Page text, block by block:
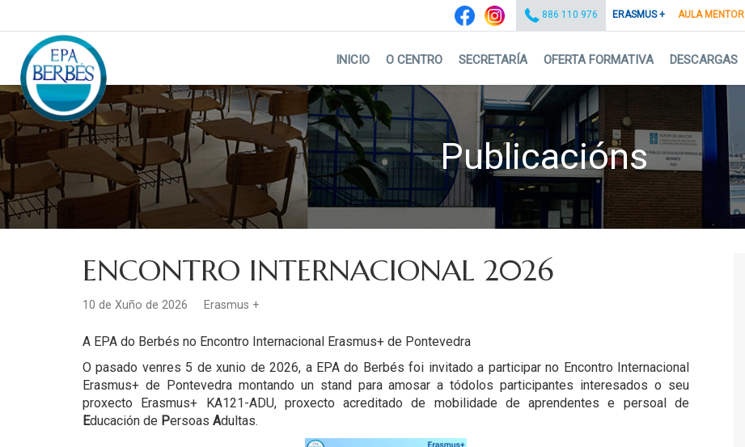
content
AULA MENTOR
ERASMUS +
886 110 976
INICIO O CENTRO SECRETARÍA OFERTA FORMATIVA DESCARGAS
Publicacións
ENCONTRO INTERNACIONAL 2026
10 de Xuño de 2026 Erasmus +
A EPA do Berbés no Encontro Internacional Erasmus+ de Pontevedra
O pasado venres 5 de xunio de 2026, a EPA do Berbés foi invitado a participar no Encontro Internacional
Erasmus+ de Pontevedra montando un stand para amosar a tódolos participantes interesados o seu
proxecto Erasmus+ KA121-ADU, proxecto acreditado de mobilidade de aprendentes e persoal de
Educación de Persoas Adultas.